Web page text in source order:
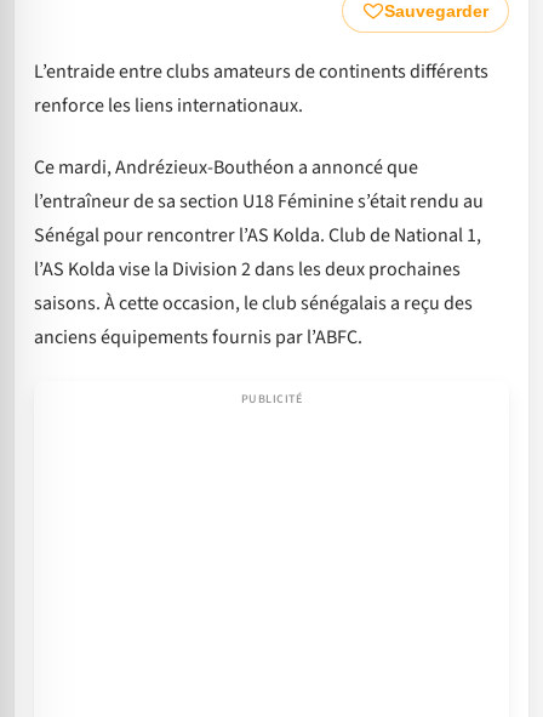
Sauvegarder
L’entraide entre clubs amateurs de continents différents
renforce les liens internationaux.
Ce mardi, Andrézieux-Bouthéon a annoncé que
l’entraîneur de sa section U18 Féminine s’était rendu au
Sénégal pour rencontrer l’AS Kolda. Club de National 1,
l’AS Kolda vise la Division 2 dans les deux prochaines
saisons. À cette occasion, le club sénégalais a reçu des
anciens équipements fournis par l’ABFC.